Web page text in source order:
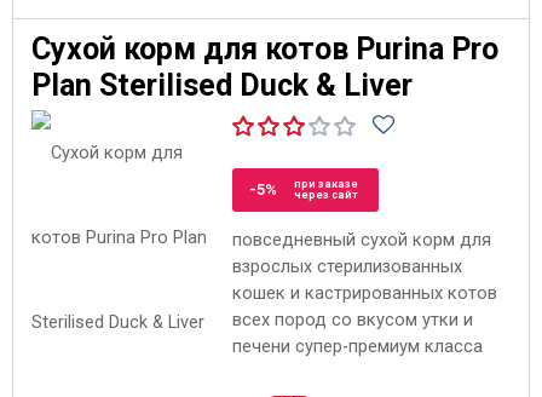
Сухой корм для котов Purina Pro
Plan Sterilised Duck & Liver
-5%
при заказе
через сайт
повседневный сухой корм для
взрослых стерилизованных
кошек и кастрированных котов
всех пород со вкусом утки и
печени супер-премиум класса